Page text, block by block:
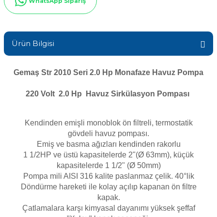
Toz Ph+ Yükseltici
Alkalinite Düşürücü
Ayak Dezenfektanı
e Pool Expert
Havuz Isıtma
Havuz Elektrik
Havuz Sarf
Ürün Bilgisi
Gemaş Str 2010 Seri 2.0 Hp Monafaze Havuz Pompa
220 Volt 2.0 Hp Havuz Sirkülasyon Pompası
Kendinden emişli monoblok ön filtreli, termostatik
gövdeli havuz pompası.
Emiş ve basma ağızları kendinden rakorlu
1 1/2HP ve üstü kapasitelerde 2"(Ø 63mm), küçük
kapasitelerde 1 1/2" (Ø 50mm)
Pompa mili AISI 316 kalite paslanmaz çelik. 40°lik
Döndürme hareketi ile kolay açılıp kapanan ön filtre
kapak.
Çatlamalara karşı kimyasal dayanımı yüksek şeffaf